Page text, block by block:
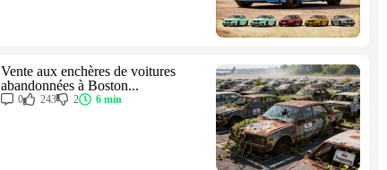
Vente aux enchères de voitures
abandonnées à Boston...
0 243 2 6 min